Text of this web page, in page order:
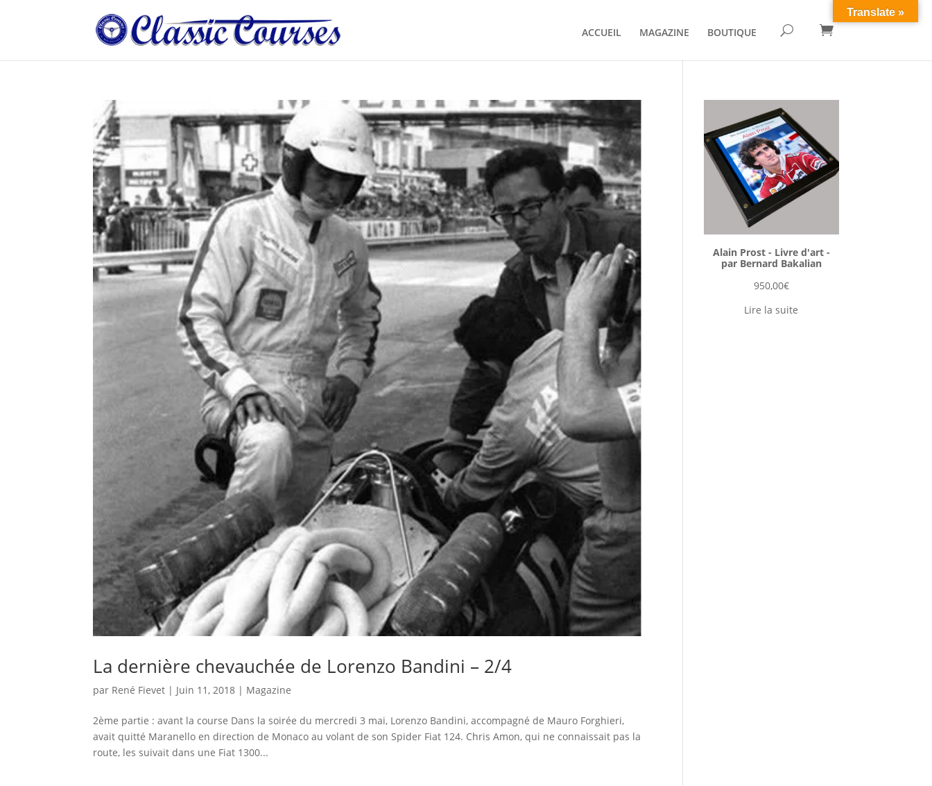
ACCUEIL MAGAZINE BOUTIQUE U 
La dernière chevauchée de Lorenzo Bandini – 2/4
par René Fievet | Juin 11, 2018 | Magazine
2ème partie : avant la course Dans la soirée du mercredi 3 mai, Lorenzo Bandini, accompagné de Mauro Forghieri,
avait quitté Maranello en direction de Monaco au volant de son Spider Fiat 124. Chris Amon, qui ne connaissait pas la
route, les suivait dans une Fiat 1300...
Alain Prost - Livre d'art -
par Bernard Bakalian
950,00€
Lire la suite
Translate »